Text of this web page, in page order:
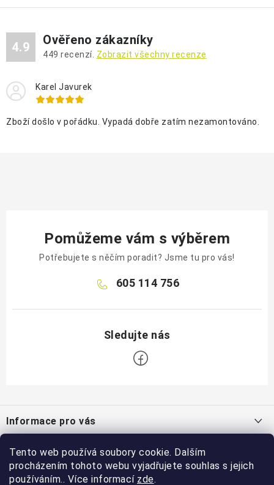
Tento web používá soubory cookie. Dalším
procházením tohoto webu vyjadřujete souhlas s jejich
používáním.. Více informací zde.
4.9 Ověřeno zákazníky
449 recenzí. Zobrazit všechny recenze
Karel Javurek
Zboží došlo v pořádku. Vypadá dobře zatím nezamontováno.
Pomůžeme vám s výběrem
Potřebujete s něčím poradit? Jsme tu pro vás!
605 114 756
pInformace pro vás
Obchodní podmínky
Blog
Jak zachytit dešťovou vodu?